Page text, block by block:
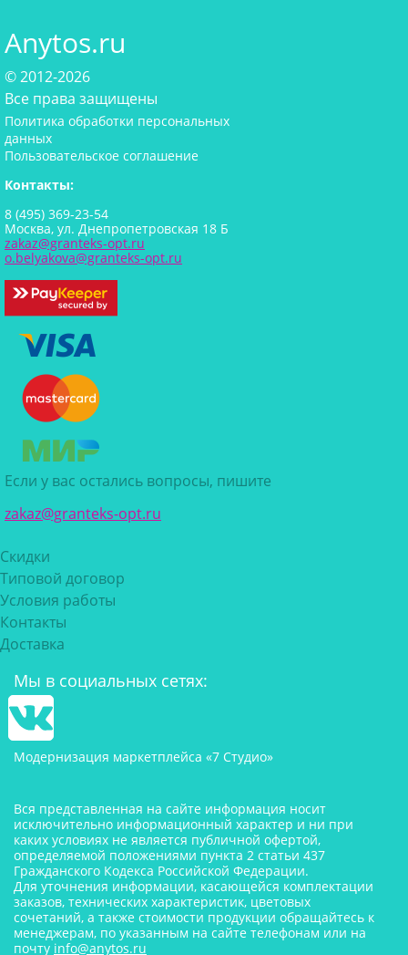
Anytos.ru
© 2012-2026
Все права защищены
Политика обработки персональных
данных
Пользовательское соглашение
Контакты:
8 (495) 369-23-54
Москва, ул. Днепропетровская 18 Б
zakaz@granteks-opt.ru
o.belyakova@granteks-opt.ru
Если у вас остались вопросы, пишите
zakaz@granteks-opt.ru
Скидки
Типовой договор
Условия работы
Контакты
Доставка
Мы в социальных сетях:
Модернизация маркетплейса «7 Студио»
Вся представленная на сайте информация носит
исключительно информационный характер и ни при
каких условиях не является публичной офертой,
определяемой положениями пункта 2 статьи 437
Гражданского Кодекса Российской Федерации.
Для уточнения информации, касающейся комплектации
заказов, технических характеристик, цветовых
сочетаний, а также стоимости продукции обращайтесь к
менеджерам, по указанным на сайте телефонам или на
почту info@anytos.ru